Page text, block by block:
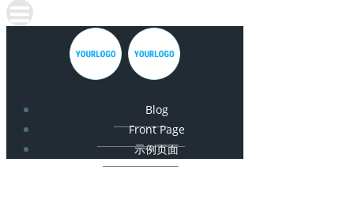
Blog
Front Page
示例页面